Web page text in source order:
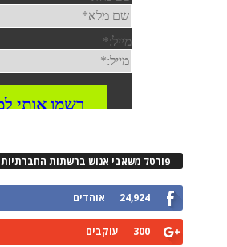
פורטל משאבי אנוש ברשתות החברתיות
24,924 אוהדים
300 עוקבים